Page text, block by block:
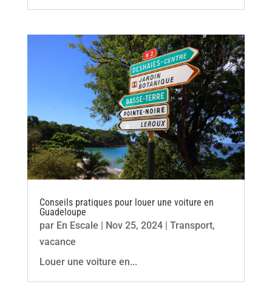
Conseils pratiques pour louer une voiture en
Guadeloupe
par En Escale Nov 25, 2024| Transport,
vacance
Louer une voiture en...